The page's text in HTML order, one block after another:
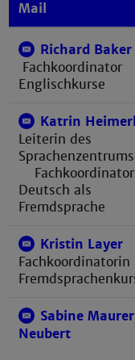
Mail
Richard Baker
Fachkoordinator
Englischkurse
Katrin Heimerl
Leiterin des
Sprachenzentrums
Deutsch als
Fremdsprache
Kristin Layer
Fachkoordinatorin
Sabine
Neubert